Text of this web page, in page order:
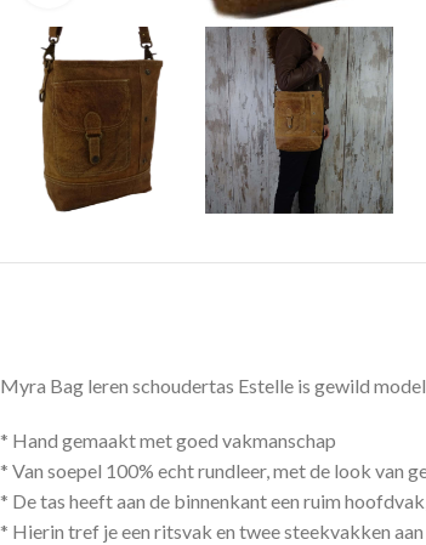
Myra Bag leren schoudertas Estelle is gewild
* Hand gemaakt met goed vakmanschap
* Van soepel 100% echt rundleer, met de look van
* De tas heeft aan de binnenkant een ruim
* Hierin tref je een ritsvak en twee steekvakken aan